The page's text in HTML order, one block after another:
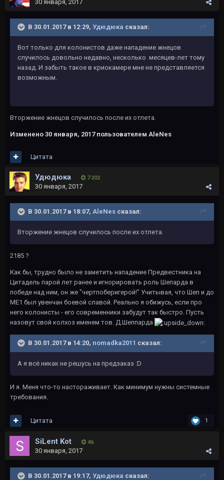
30 января, 2017
В 30.01.2017 в 12:29, Удюдюка сказал:
Вот только для колонистов даже нападение жнецов
случилось довольно недавно, несколько месяцев-лет тому
назад. И забыть такое в криокамере мне не представляется
возможным.
Вторжение жнецов случилось после их отлета.
Изменено 30 января, 2017пользователем AleNes
Цитата
Удюдюка 7 202
30 января, 2017
В 30.01.2017 в 18:07, AleNes сказал:
Вторжение жнецов случилось после их отлета.
2185 ?
Как бы, трудно было не заметить нападение Предвестника на
Цитадель парой лет ранее и игнорировать роль Шепарда в
победе над ним, он же "чертпоберигерой!" Учитывая, что Шеп и до
МЕ1 был увенчан боевой славой. Реально я обижусь, если про
него колонисты - его современники забудут так быстро. Пусть
назовут свой колхоз именем тов. Д.Шеппарда
В 30.01.2017 в 14:20, nomadka2011 сказал:
А я всё никак не решусь на предзаказ :D
И я. Меня что-то настораживает. Как минимум нужны системные
требования.
1
Цитата
SiLent Kot 46
30 января, 2017
В 30.01.2017 в 19:17, Удюдюка сказал: